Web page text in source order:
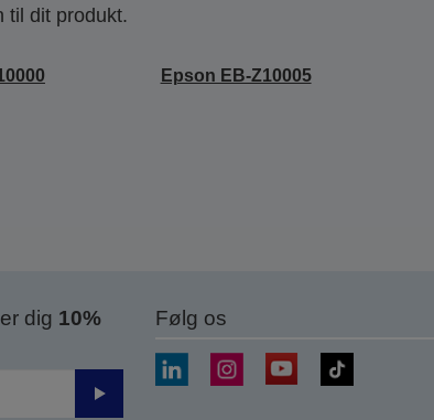
til dit produkt.
Epson EB-Z10005
dig 10%
Send
Følg os